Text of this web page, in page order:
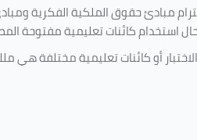
مبادئ حقوق الملكية الفكرية
استخدام كائنات تعليمية مفتوحة
أو كائنات تعليمية مختلفة